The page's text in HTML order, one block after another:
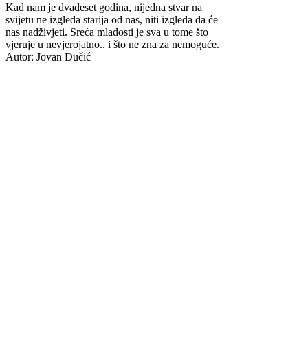
Kad nam je dvadeset godina, nijedna stvar na
svijetu ne izgleda starija od nas, niti izgleda da će
nas nadživjeti. Sreća mladosti je sva u tome što
vjeruje u nevjerojatno.. i što ne zna za nemoguće.
Autor: Jovan Dučić